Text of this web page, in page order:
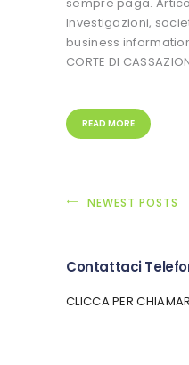
Investigazioni,
business
CORTE DI
READ MORE
NEWEST POSTS
Contattaci
CLICCA PER